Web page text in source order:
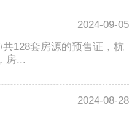
2024-09-05
128套房源的预售证，杭
房...
2024-08-28